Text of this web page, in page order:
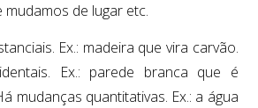
mudamos de lugar etc.
Ex.: madeira que vira carvão.
Ex.: parede branca que é
mudanças quantitativas. Ex.: a água